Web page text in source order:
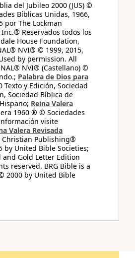
del Jubileo 2000 (JUS) ©
Bíblicas Unidas, 1966,
por The Lockman
Reservados todos los
House Foundation,
NVI® © 1999, 2015,
by permission. All
NVI® (Castellano) ©
Palabra de Dios para
y Edición, Sociedad
Sociedad Bíblica de
Reina Valera
1960 ® © Sociedades
visite
Valera Revisada
Christian Publishing®
by United Bible Societies;
and Gold Letter Edition
reserved. BRG Bible is a
2000 by United Bible